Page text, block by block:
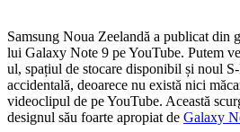
Samsung Noua Zeelandă a publicat din
lui Galaxy Note 9 pe YouTube. Putem
ul, spațiul de stocare disponibil și noul
accidentală, deoarece nu există nici
videoclipul de pe YouTube. Această
designul său foarte apropiat de Galaxy